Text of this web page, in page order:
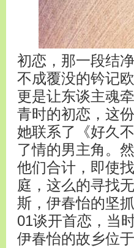
初恋，那一段结
不成覆没的钤记
更是让东谈主魂
青时的初恋，这
她联系了《好久
了情的男主角。
他们合计，即使
庭，这么的寻找
斯，伊春怡的坚
01谈开首恋，当
伊春怡的故乡位